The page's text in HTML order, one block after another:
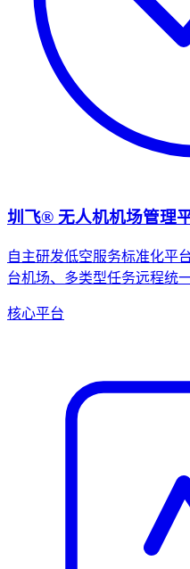
圳飞® 无人机机场管理
自主研发低空服务标准化平
台机场、多类型任务远程统
核心平台